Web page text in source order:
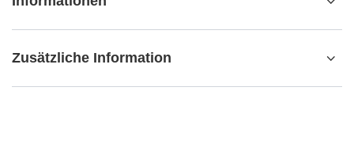
Zusätzliche Information